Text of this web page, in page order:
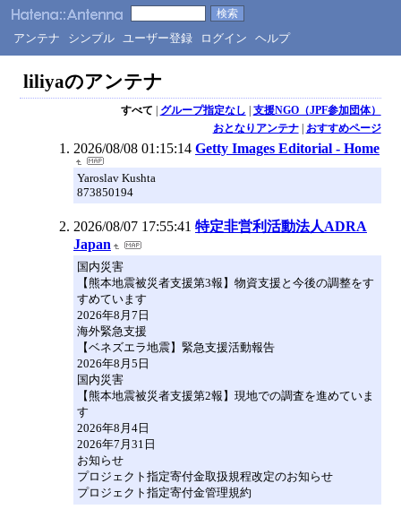
アンテナ シンプル ユーザー登録 ログイン ヘルプ
liliyaのアンテナ
すべて | グループ指定なし | 支援NGO（JPF参加団体）
おとなりアンテナ| おすすめページ
2026/08/08 01:15:14 Getty Images Editorial - Home
Yaroslav Kushta
873850194
2026/08/07 17:55:41 特定非営利活動法人ADRA
Japan
国内災害
【熊本地震被災者支援第3報】物資支援と今後の調整をす
すめています
2026年8月7日
海外緊急支援
【ベネズエラ地震】緊急支援活動報告
2026年8月5日
国内災害
【熊本地震被災者支援第2報】現地での調査を進めていま
す
2026年8月4日
2026年7月31日
お知らせ
プロジェクト指定寄付金取扱規程改定のお知らせ
プロジェクト指定寄付金管理規約